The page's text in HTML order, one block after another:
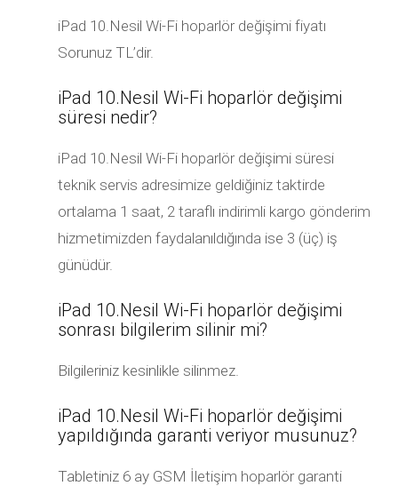
iPad 10.Nesil Wi-Fi hoparlör değişimi fiyatı
Sorunuz TL’dir.
iPad 10.Nesil Wi-Fi hoparlör değişimi
süresi nedir?
iPad 10.Nesil Wi-Fi hoparlör değişimi süresi
teknik servis adresimize geldiğiniz taktirde
ortalama 1 saat, 2 taraflı indirimli kargo gönderim
hizmetimizden faydalanıldığında ise 3 (üç) iş
günüdür.
iPad 10.Nesil Wi-Fi hoparlör değişimi
sonrası bilgilerim silinir mi?
Bilgileriniz kesinlikle silinmez.
iPad 10.Nesil Wi-Fi hoparlör değişimi
yapıldığında garanti veriyor musunuz?
Tabletiniz 6 ay GSM İletişim hoparlör garanti